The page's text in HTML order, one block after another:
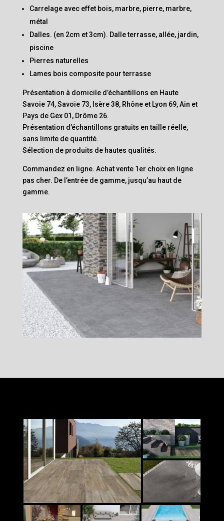
Carrelage avec effet bois, marbre, pierre, marbre,
métal
Dalles. (en 2cm et 3cm). Dalle terrasse, allée, jardin,
piscine
Pierres naturelles
Lames bois composite pour terrasse
Présentation à domicile d’échantillons en Haute
Savoie 74, Savoie 73, Isère 38, Rhône et Lyon 69, Ain et
Pays de Gex 01, Drôme 26.
Présentation d’échantillons gratuits en taille réelle,
sans limite de quantité.
Sélection de produits de hautes qualités.
Commandez en ligne. Achat vente 1er choix en ligne
pas cher. De l’entrée de gamme, jusqu’au haut de
gamme.